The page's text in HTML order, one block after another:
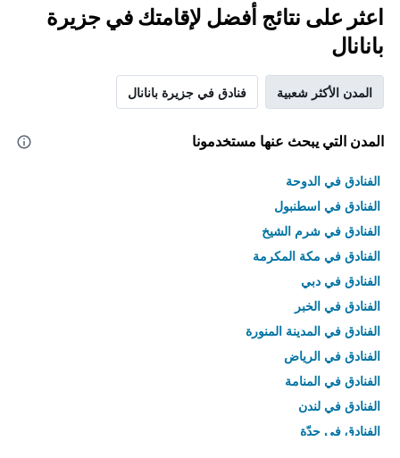
اعثر على نتائج أفضل لإقامتك في جزيرة
بانانال
المدن الأكثر شعبية فنادق في جزيرة بانانال
المدن التي يبحث عنها مستخدمونا
الفنادق في الدوحة
الفنادق في اسطنبول
الفنادق في شرم الشيخ
الفنادق في مكة المكرمة
الفنادق في دبي
الفنادق في الخبر
الفنادق في المدينة المنورة
الفنادق في الرياض
الفنادق في المنامة
الفنادق في لندن
الفنادق في جدّة